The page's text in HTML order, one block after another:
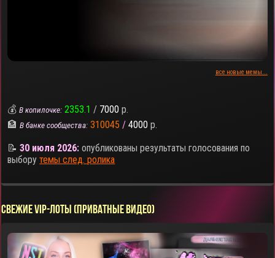
все новые мемы...
💰В копилочке: 2353.1 / 7000 р.
🏦В банке сообщества: 310045 / 4000 р.
📝30 июля 2026: опубликованы результаты голосования по
выборутемы след. ролика
СВЕЖИЕ VIP-ЛОТЫ (ПРИВАТНЫЕ ВИДЕО)